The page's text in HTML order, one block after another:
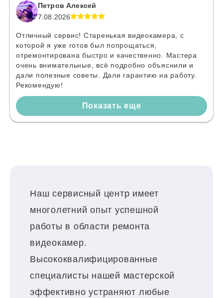
Петров Алексей
7.08.2026
Отличный сервис! Старенькая видеокамера, с
которой я уже готов был попрощаться,
отремонтирована быстро и качественно. Мастера
очень внимательные, всё подробно объяснили и
дали полезные советы. Дали гарантию на работу.
Рекомендую!
Показать еще
Наш сервисный центр имеет
многолетний опыт успешной
работы в области ремонта
видеокамер.
Высококвалифицированные
специалисты нашей мастерской
эффективно устраняют любые